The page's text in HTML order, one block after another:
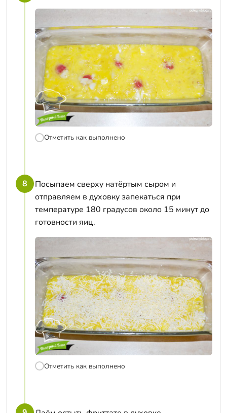
Отметить как выполнено
8
Посыпаем сверху натёртым сыром и
отправляем в духовку запекаться при
температуре 180 градусов около 15 минут до
готовности яиц.
Отметить как выполнено